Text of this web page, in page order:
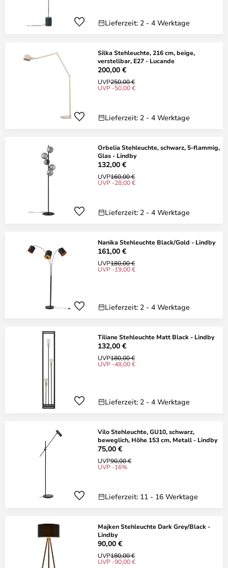
Lieferzeit: 2 - 4 Werktage
Silka Stehleuchte, 216 cm, beige,
verstellbar, E27 - Lucande
200,00 €
UVP250,00 €
UVP -50,00 €
Lieferzeit: 2 - 4 Werktage
Orbelia Stehleuchte, schwarz, 5-flammig,
Glas - Lindby
132,00 €
UVP160,00 €
UVP -28,00 €
Lieferzeit: 2 - 4 Werktage
Nanika Stehleuchte Black/Gold - Lindby
161,00 €
UVP180,00 €
UVP -19,00 €
Lieferzeit: 2 - 4 Werktage
Tiliane Stehleuchte Matt Black - Lindby
132,00 €
UVP180,00 €
UVP -48,00 €
Lieferzeit: 2 - 4 Werktage
Vilo Stehleuchte, GU10, schwarz,
beweglich, Höhe 153 cm, Metall - Lindby
75,00 €
UVP90,00 €
UVP -16%
Lieferzeit: 11 - 16 Werktage
Majken Stehleuchte Dark Grey/Black -
Lindby
90,00 €
UVP180,00 €
UVP -90,00 €